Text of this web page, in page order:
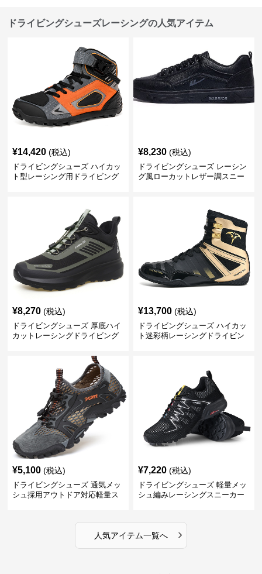
ドライビングシューズレーシングの人気アイテム
¥14,420 (税込)
ドライビングシューズ ハイカッ
ト型レーシング用ドライビング
¥8,230 (税込)
ドライビングシューズ レーシン
グ風ローカットレザー調スニー
¥8,270 (税込)
ドライビングシューズ 厚底ハイ
カットレーシングドライビング
¥13,700 (税込)
ドライビングシューズ ハイカッ
ト迷彩柄レーシングドライビン
¥5,100 (税込)
ドライビングシューズ 通気メッ
シュ採用アウトドア対応軽量ス
¥7,220 (税込)
ドライビングシューズ 軽量メッ
シュ編みレーシングスニーカー
人気アイテム一覧へ ›